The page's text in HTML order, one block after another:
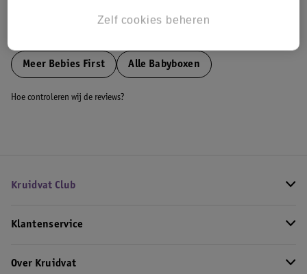
Meer Bebies First Alle Babyboxen
Hoe controleren wij de reviews?
Kruidvat Club
Klantenservice
Over Kruidvat
Zelf cookies beheren